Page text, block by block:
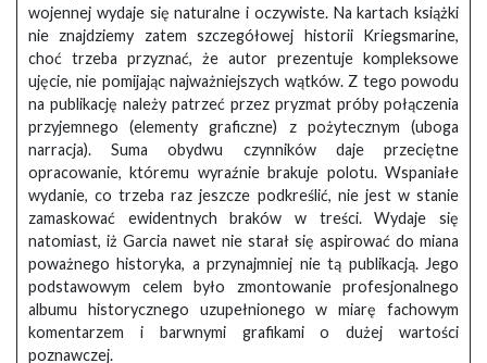
wojennej wydaje się naturalne i oczywiste. Na kartach książki
nie znajdziemy zatem szczegółowej historii Kriegsmarine,
choć trzeba przyznać, że autor prezentuje kompleksowe
ujęcie, nie pomijając najważniejszych wątków. Z tego powodu
na publikację należy patrzeć przez pryzmat próby połączenia
przyjemnego (elementy graficzne) z pożytecznym (uboga
narracja). Suma obydwu czynników daje przeciętne
opracowanie, któremu wyraźnie brakuje polotu. Wspaniałe
wydanie, co trzeba raz jeszcze podkreślić, nie jest w stanie
zamaskować ewidentnych braków w treści. Wydaje się
natomiast, iż Garcia nawet nie starał się aspirować do miana
poważnego historyka, a przynajmniej nie tą publikacją. Jego
podstawowym celem było zmontowanie profesjonalnego
albumu historycznego uzupełnionego w miarę fachowym
komentarzem i barwnymi grafikami o dużej wartości
poznawczej.